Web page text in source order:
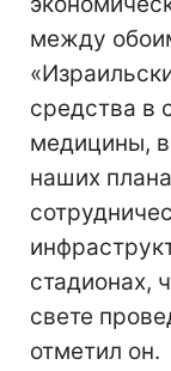
между
средства в
медицины,
наших
стадионах,
свете
отметил он.